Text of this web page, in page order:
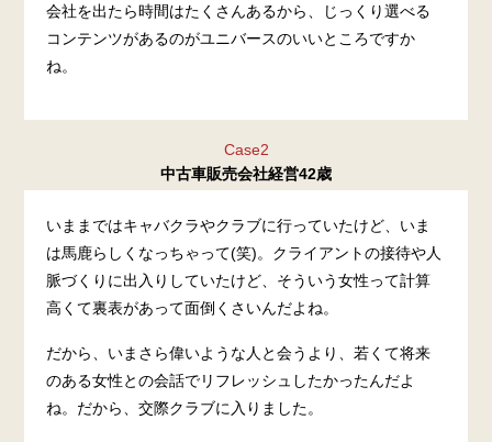
会社を出たら時間はたくさんあるから、じっくり選べる
コンテンツがあるのがユニバースのいいところですか
ね。
Case2
中古車販売会社経営42歳
いままではキャバクラやクラブに行っていたけど、いま
は馬鹿らしくなっちゃって(笑)。クライアントの接待や人
脈づくりに出入りしていたけど、そういう女性って計算
高くて裏表があって面倒くさいんだよね。
だから、いまさら偉いような人と会うより、若くて将来
のある女性との会話でリフレッシュしたかったんだよ
ね。だから、交際クラブに入りました。